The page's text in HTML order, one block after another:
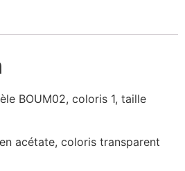
BOUM02, coloris 1, taille
acétate, coloris transparent